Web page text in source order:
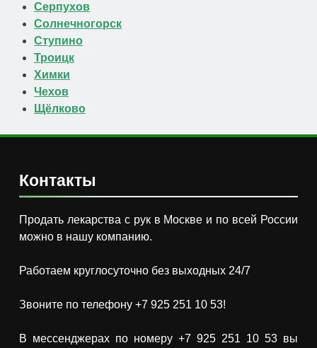
Серпухов
Солнечногорск
Ступино
Троицк
Химки
Чехов
Щёлково
Контакты
Продать лекарства с рук в Москве и по всей России
можно в нашу компанию.
Работаем круглосуточно без выходных 24/7
Звоните по телефону +7 925 251 10 53!
В мессенджерах по номеру +7 925 251 10 53 вы